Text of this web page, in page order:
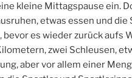
kleine Mittagspause ein.
etwas essen und die
bevor es wieder zurück aufs
zwei Schleusen,
aber vor allem einer